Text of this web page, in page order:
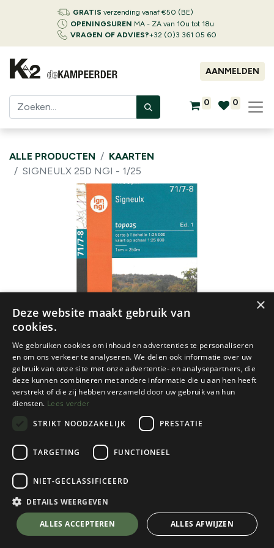
GRATIS verzending vanaf €50 (BE)
OPENINGSUREN MA - ZA van 10u tot 18u
VRAGEN OF ADVIES?+32 (0)3 361 05 60
AANMELDEN
0 0
ALLE PRODUCTEN
KAARTEN
SIGNEULX 25D NGI - 1/25
NGI
Signeulx 25d ngi - 1/25
€8,50
💬 Stel je vraag over dit product via WhatsApp
×
Deze website maakt gebruik van
cookies.
We gebruiken cookies om inhoud en advertenties te personaliseren
en om ons verkeer te analyseren. We delen ook informatie over uw
gebruik van onze site met onze advertentie- en analysepartners, die
deze kunnen combineren met andere informatie die u aan hen heeft
verstrekt of die zij hebben verzameld door uw gebruik van hun
diensten. Lees verder
STRIKT NOODZAKELIJK
PRESTATIE
TARGETING FUNCTIONEEL
NIET-GECLASSIFICEERD
DETAILS WEERGEVEN
ALLES ACCEPTEREN ALLES AFWIJZEN